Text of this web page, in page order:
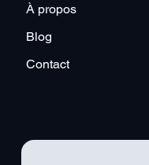
À propos
Blog
Contact